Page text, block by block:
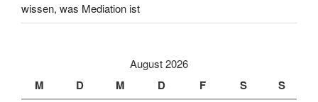
wissen, was Mediation ist
August 2026
M D M D F S S